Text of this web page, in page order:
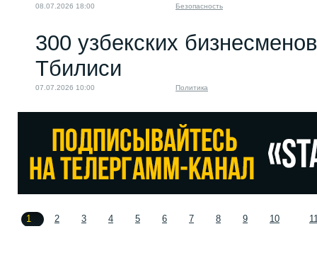
08.07.2026 18:00 Безопасность
300 узбекских
Тбилиси
07.07.2026 10:00 Политика
1 2 3 4 5 6 7 8 9 10